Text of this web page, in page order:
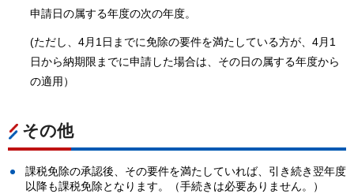
申請日の属する年度の次の年度。
(ただし、4月1日までに免除の要件を満たしている方が、4月1
日から納期限までに申請した場合は、その日の属する年度から
の適用）
その他
課税免除の承認後、その要件を満たしていれば、引き続き翌年度
以降も課税免除となります。（手続きは必要ありません。）